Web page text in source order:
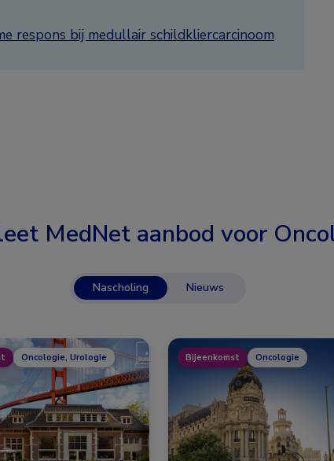
respons bij medullair schildkliercarcinoom
MedNet aanbod voor
Nascholing Nieuws
Oncologie, Urologie Bijeenkomst Oncologie